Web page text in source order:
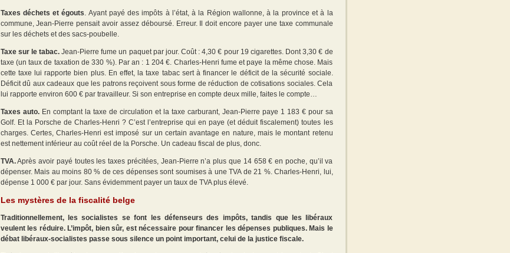
Taxes déchets et égouts. Ayant payé des impôts à l’état, à la Région wallonne, à la province et à la
commune, Jean-Pierre pensait avoir assez déboursé. Erreur. Il doit encore payer une taxe communale
sur les déchets et des sacs-poubelle.
Taxe sur le tabac.Jean-Pierre fume un paquet par jour. Coût : 4,30 € pour 19 cigarettes. Dont 3,30 € de
taxe (un taux de taxation de 330 %). Par an : 1 204 €. Charles-Henri fume et paye la même chose. Mais
cette taxe lui rapporte bien plus. En effet, la taxe tabac sert à financer le déficit de la sécurité sociale.
Déficit dû aux cadeaux que les patrons reçoivent sous forme de réduction de cotisations sociales. Cela
lui rapporte environ 600 € par travailleur. Si son entreprise en compte deux mille, faites le compte…
Taxes auto.En comptant la taxe de circulation et la taxe carburant, Jean-Pierre paye 1 183 € pour sa
Golf. Et la Porsche de Charles-Henri ? C’est l’entreprise qui en paye (et déduit fiscalement) toutes les
charges. Certes, Charles-Henri est imposé sur un certain avantage en nature, mais le montant retenu
est nettement inférieur au coût réel de la Porsche. Un cadeau fiscal de plus, donc.
TVA.Après avoir payé toutes les taxes précitées, Jean-Pierre n’a plus que 14 658 € en poche, qu’il va
dépenser. Mais au moins 80 % de ces dépenses sont soumises à une TVA de 21 %. Charles-Henri, lui,
dépense 1 000 € par jour. Sans évidemment payer un taux de TVA plus élevé.
Les mystères de la fiscalité belge
Traditionnellement, les socialistes se font les défenseurs des impôts, tandis que les libéraux
veulent les réduire. L’impôt, bien sûr, est nécessaire pour financer les dépenses publiques. Mais le
débat libéraux-socialistes passe sous silence un point important, celui de la justice fiscale.